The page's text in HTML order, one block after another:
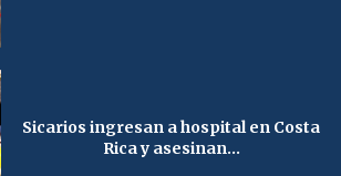
Sicarios ingresan a hospital en Costa
Rica y asesinan...